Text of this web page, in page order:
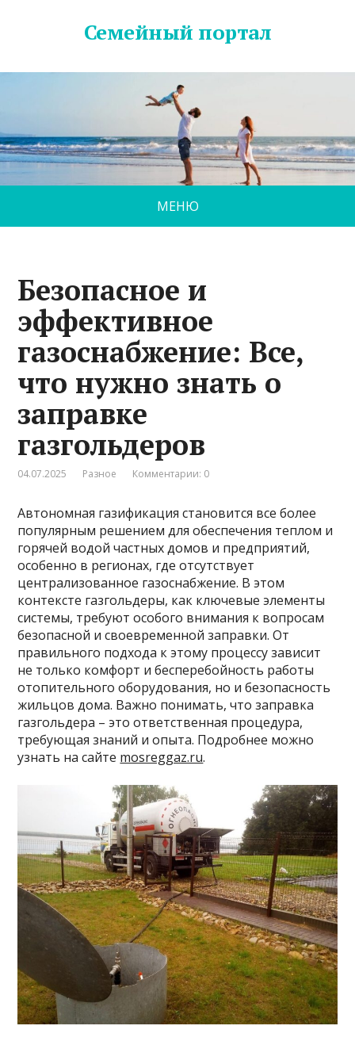
Семейный портал
МЕНЮ
Безопасное и
эффективное
газоснабжение: Все,
что нужно знать о
заправке
газгольдеров
04.07.2025 Разное Комментарии: 0
Автономная газификация становится все более
популярным решением для обеспечения теплом и
горячей водой частных домов и предприятий,
особенно в регионах, где отсутствует
централизованное газоснабжение. В этом
контексте газгольдеры, как ключевые элементы
системы, требуют особого внимания к вопросам
безопасной и своевременной заправки. От
правильного подхода к этому процессу зависит
не только комфорт и бесперебойность работы
отопительного оборудования, но и безопасность
жильцов дома. Важно понимать, что заправка
газгольдера – это ответственная процедура,
требующая знаний и опыта. Подробнее можно
узнать на сайте mosreggaz.ru.